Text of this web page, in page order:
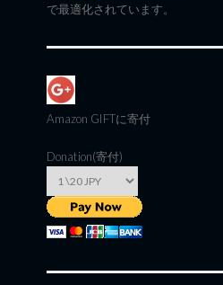
で最適化されています。
Amazon GIFTに寄付
Donation(寄付)